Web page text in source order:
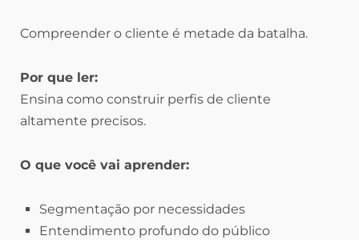
Compreender o cliente é metade da batalha.
Por que ler:
Ensina como construir perfis de cliente
altamente precisos.
O que você vai aprender:
Segmentação por necessidades
Entendimento profundo do público